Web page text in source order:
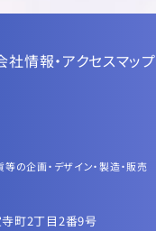
社情報・アクセスマップ
等の企画・デザイン・製造・販売
町2丁目2番9号